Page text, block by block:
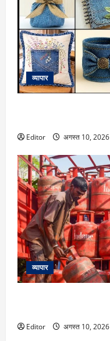
व्यापार
Editor अगस्त 10, 2026
व्यापार
Editor अगस्त 10, 2026